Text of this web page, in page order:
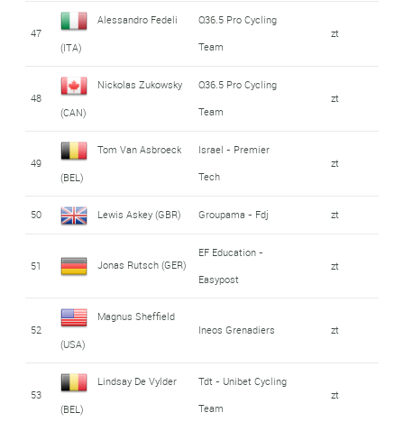
47
Alessandro Fedeli
(ITA)
Q36.5 Pro Cycling
Team
zt
48
Nickolas Zukowsky
(CAN)
Q36.5 Pro Cycling
Team
zt
49
Tom Van Asbroeck
(BEL)
Israel - Premier
Tech
zt
50 Lewis Askey (GBR) Groupama - Fdj zt
51 Jonas Rutsch (GER)
EF Education -
Easypost
zt
52
Magnus Sheffield
(USA)
Ineos Grenadiers zt
53
Lindsay De Vylder
(BEL)
Tdt - Unibet Cycling
Team
zt